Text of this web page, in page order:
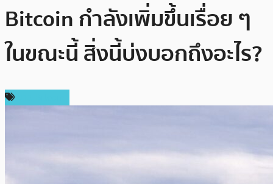
Bitcoin กำลังเพิ่มขึ้นเรื่อย ๆ
ในขณะนี้ สิ่งนี้บ่งบอกถึงอะไร?